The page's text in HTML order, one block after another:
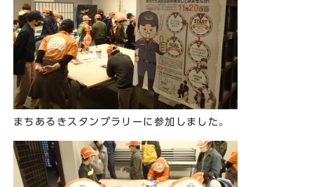
まちあるきスタンプラリーに参加しました。